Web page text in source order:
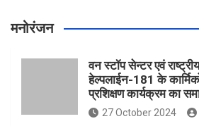
मनोरंजन
वन स्टॉप सेन्टर एवं
हेल्पलाईन-181 के
प्रशिक्षण कार्यक्रम का
27 October 2024